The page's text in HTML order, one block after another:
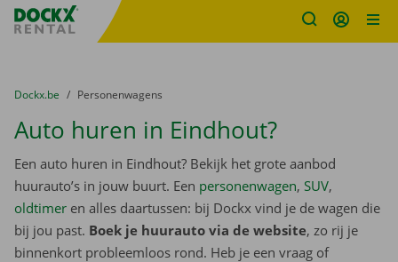
Fratello DEMO
U bevindt zich hier:
van
Dockx.be naar
Personenwagens
Auto huren in Eindhout?
Een auto huren in Eindhout? Bekijk het grote aanbod
huurauto’s in jouw buurt. Een personenwagen, SUV,
oldtimer en alles daartussen: bij Dockx vind je de wagen die
bij jou past. Boek je huurauto via de website, zo rij je
binnenkort probleemloos rond. Heb je een vraag of